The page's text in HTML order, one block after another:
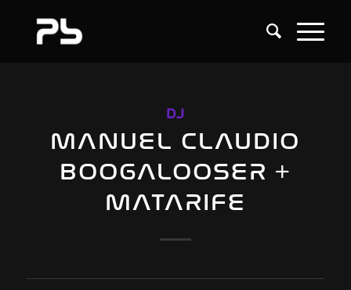
DJ
MANUEL CLAUDIO
BOOGALOOSER +
MATARIFE